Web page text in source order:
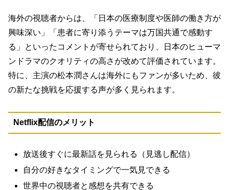
海外の視聴者からは、「日本の医療制度や医師の働き方が
興味深い」「患者に寄り添うテーマは万国共通で感動す
る」といったコメントが寄せられており、日本のヒューマ
ンドラマのクオリティの高さが改めて評価されています。
特に、主演の松本潤さんは海外にもファンが多いため、彼
の新たな挑戦を応援する声が多く見られます。
Netflix配信のメリット
放送後すぐに最新話を見られる（見逃し配信）
自分の好きなタイミングで一気見できる
世界中の視聴者と感想を共有できる